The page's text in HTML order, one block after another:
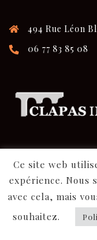
494 Rue Léon
06 77 83 85 08
© 2026
Ce site web
expérience. Nous
avec cela, mais
souhaitez.